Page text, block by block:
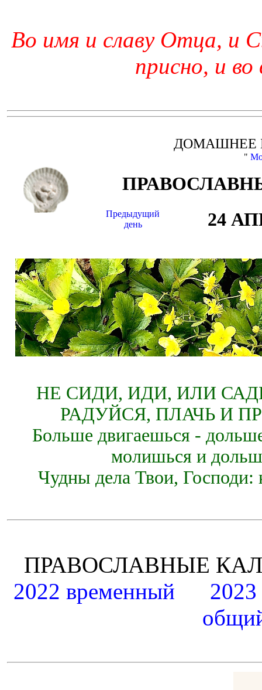
Во имя и славу Отца, и
присно, и во
ДОМАШНЕЕ
"
Предыдущий
день
24
НЕ СИДИ, ИДИ, ИЛИ
РАДУЙСЯ, ПЛАЧЬ И
Больше двигаешься -
молишься и
Чудны дела Твои, Господи:
ПРАВОСЛАВНЫЕ
2022 временный